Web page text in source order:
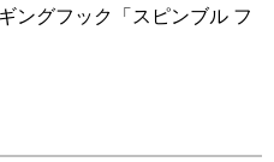
ングフック「スピンブル フ